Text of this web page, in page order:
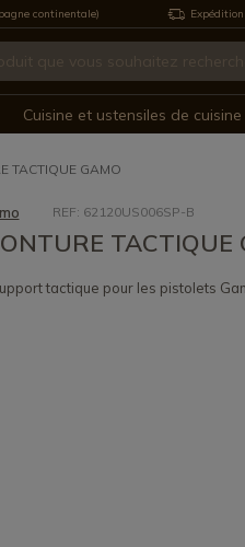
continentale)
Cuisine et ustensiles de cuisine
TACTIQUE GAMO
REF: 62120US006SP-B
TACTIQUE
tactique pour les pistolets